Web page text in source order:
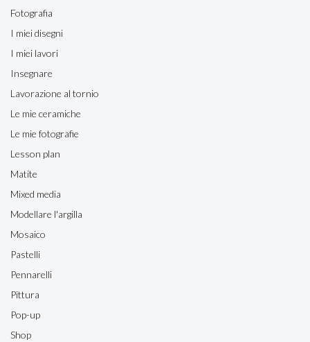
Fotografia
I miei disegni
I miei lavori
Insegnare
Lavorazione al tornio
Le mie ceramiche
Le mie fotografie
Lesson plan
Matite
Mixed media
Modellare l'argilla
Mosaico
Pastelli
Pennarelli
Pittura
Pop-up
Shop